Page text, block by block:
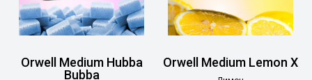
Orwell Medium Hubba
Bubba
Orwell Medium Lemon X